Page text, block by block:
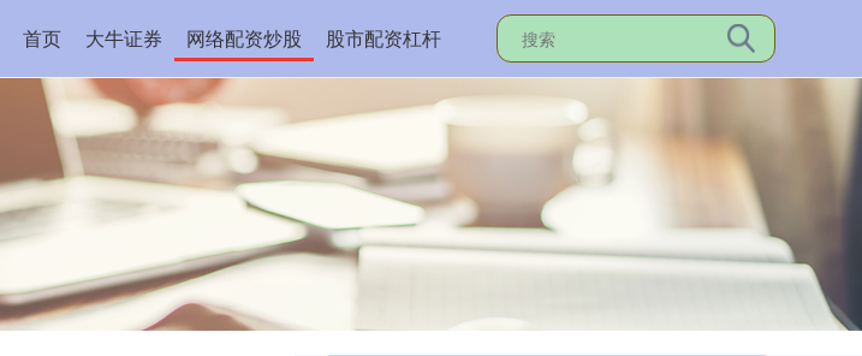
首页 大牛证券 网络配资炒股 股市配资杠杆